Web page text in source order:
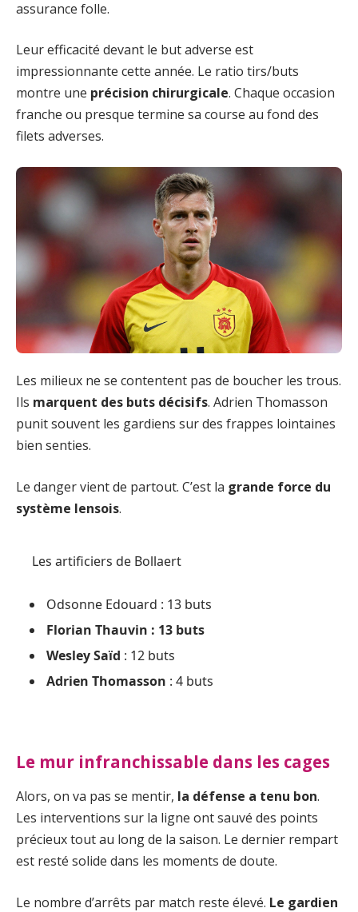
assurance folle.
Leur efficacité devant le but adverse est
impressionnante cette année. Le ratio tirs/buts
montre une précision chirurgicale. Chaque occasion
franche ou presque termine sa course au fond des
filets adverses.
Les milieux ne se contentent pas de boucher les trous.
Ils marquent des buts décisifs. Adrien Thomasson
punit souvent les gardiens sur des frappes lointaines
bien senties.
Le danger vient de partout. C’est la grande force du
système lensois.
Les artificiers de Bollaert
Odsonne Edouard : 13 buts
Florian Thauvin : 13 buts
Wesley Saïd : 12 buts
Adrien Thomasson : 4 buts
Le mur infranchissable dans les cages
Alors, on va pas se mentir, la défense a tenu bon.
Les interventions sur la ligne ont sauvé des points
précieux tout au long de la saison. Le dernier rempart
est resté solide dans les moments de doute.
Le nombre d’arrêts par match reste élevé. Le gardien